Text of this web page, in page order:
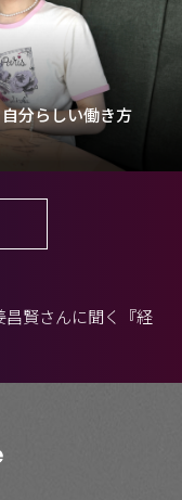
自分らしい働き方
昌賢さんに聞く『経